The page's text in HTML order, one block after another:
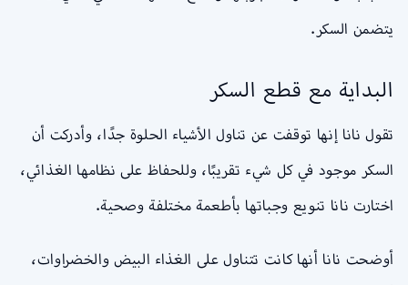
يتضمن السكر.
البداية مع قطع السكر
تقول نانا إنها توقفت عن تناول الأشياء الحلوة جدًا، وأدركت أن
السكر موجود في كل شيء تقريبًا، وللحفاظ على نظامها الغذائي،
اختارت نانا تنويع وجباتها بأطعمة مختلفة وصحية.
أوضحت نانا أنها كانت تتناول على الغذاء البيض والخضراوات،